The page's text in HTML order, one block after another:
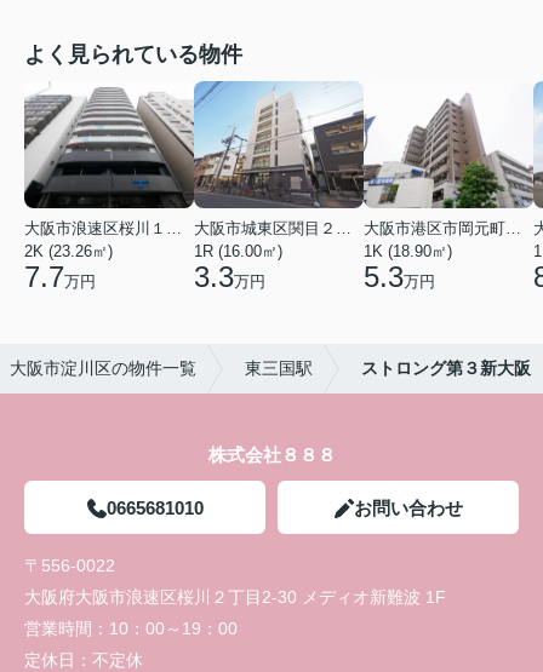
よく見られている物件
大阪市浪速区桜川１丁目
2K (23.26㎡)
7.7万円
大阪市城東区関目２丁目
1R (16.00㎡)
3.3万円
大阪市港区市岡元町１丁目
1K (18.90㎡)
5.3万円
大阪市淀川区の物件一覧 東三国駅 ストロング第３新大阪
株式会社８８８
0665681010 お問い合わせ
〒556-0022
大阪府大阪市浪速区桜川２丁目2-30 メディオ新難波 1F
営業時間： 10：00～19：00
定休日： 不定休